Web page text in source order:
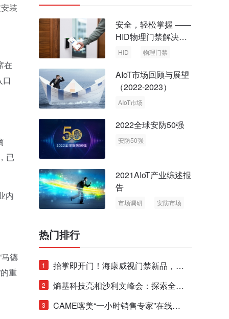
装
在
口
已
内
德
重
安全，轻松掌握 ——
HID物理门禁解决方
案，启动智慧安全新
HID 物理门禁
AIoT市场回顾与展望
（2022-2023）
AIoT市场
2022全球安防50强
安防50强
2021AIoT产业综述报
告
市场调研
安防市场
热门排行
1
抬掌即开门！海康威视门禁新品，不
止认人脸，更认"掌"中静脉！
2
熵基科技亮相沙利文峰会：探索全栈
脑机技术商业化生态新路径
3
CAME喀美“一小时销售专家”在线赋